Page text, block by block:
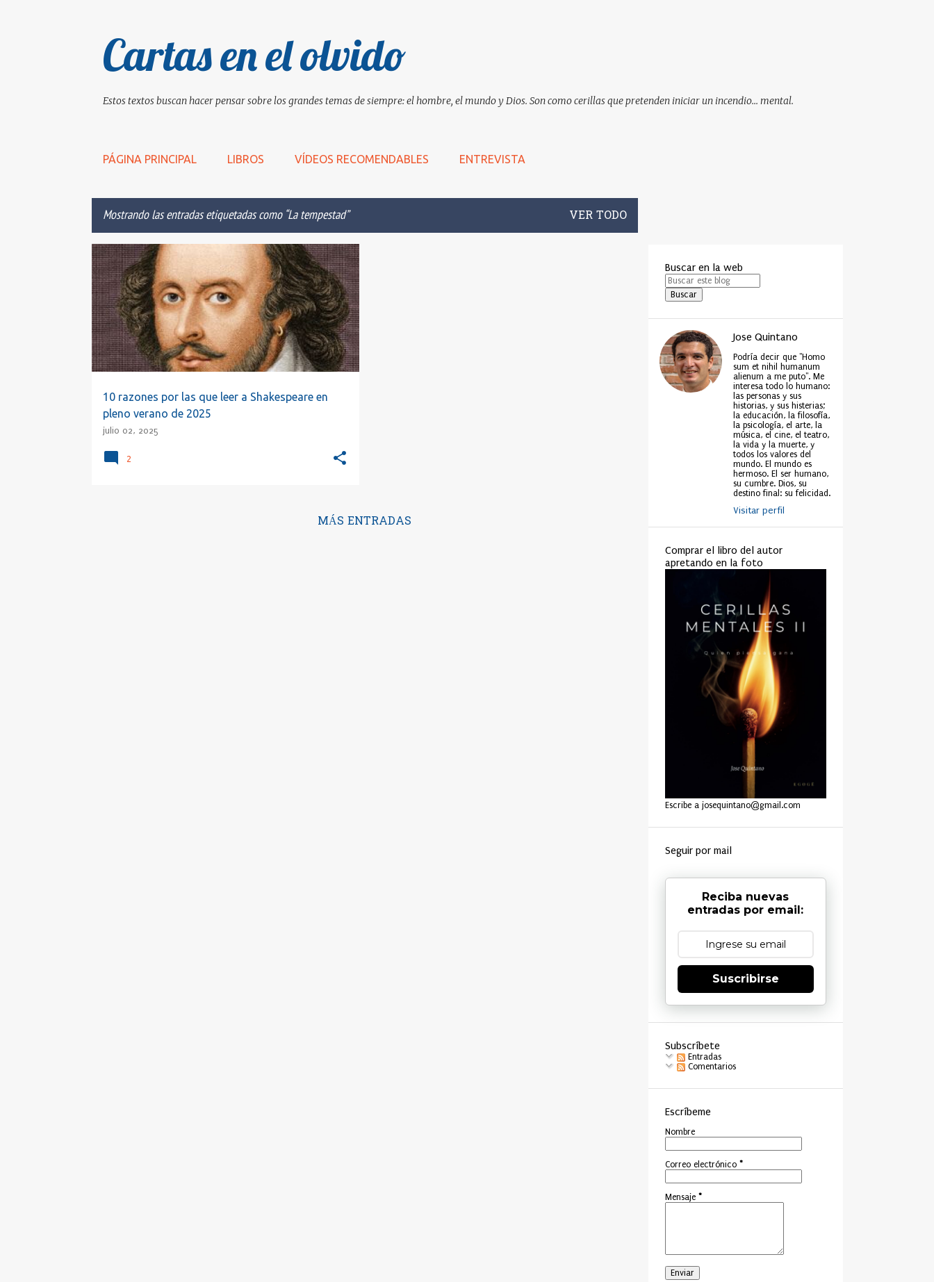
Cartas en el olvido
Estos textos buscan hacer pensar sobre los grandes temas de siempre: el hombre, el mundo y Dios. Son como cerillas que pretenden iniciar un incendio... mental.
PÁGINA PRINCIPAL LIBROS VÍDEOS RECOMENDABLES ENTREVISTA
Mostrando las entradas etiquetadas como La tempestad VER TODO
E
n
t
r
a
d
a
s
10 razones por las que leer a Shakespeare en
pleno verano de 2025
julio 02, 2025
ANTONIO Y CLEOPATRA CLÁSICO EL REY LEAR +8
2
MÁS ENTRADAS
Buscar en la web
Jose Quintano
Podría decir que "Homo
sum et nihil humanum
alienum a me puto". Me
interesa todo lo humano:
las personas y sus
historias, y sus histerias;
la educación, la filosofía,
la psicología, el arte, la
música, el cine, el teatro,
la vida y la muerte, y
todos los valores del
mundo. El mundo es
hermoso. El ser humano,
su cumbre. Dios, su
destino final: su felicidad.
Visitar perfil
Comprar el libro del autor
apretando en la foto
Escribe a josequintano@gmail.com
Seguir por mail
Reciba nuevas
entradas por email:
Suscribirse
Subscríbete
Entradas
Comentarios
Escríbeme
Nombre
Correo electrónico *
Mensaje *